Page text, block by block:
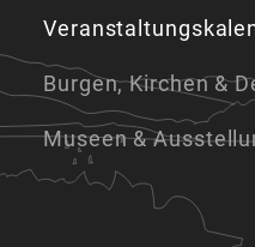
Burgen, Kirchen &
Museen &